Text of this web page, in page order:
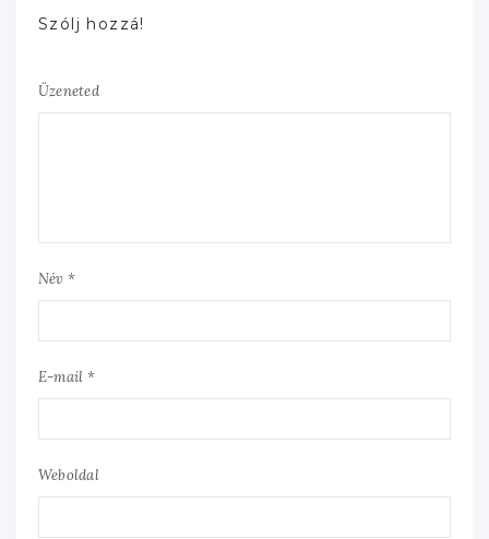
Szólj hozzá!
Üzeneted
Név *
E-mail *
Weboldal